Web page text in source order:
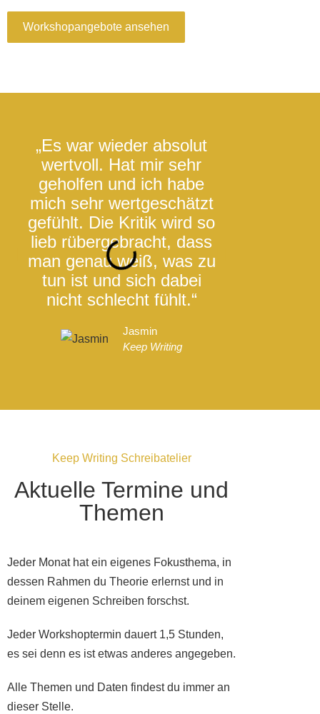
Workshopangebote ansehen
„Es war wieder absolut
wertvoll. Hat mir sehr
geholfen und ich habe
mich sehr wertgeschätzt
gefühlt. Die Kritik wird so
lieb rübergebracht, dass
man genau weiß, was zu
tun ist und sich dabei
nicht schlecht fühlt.“
Jasmin
Keep Writing
Keep Writing Schreibatelier
Aktuelle Termine und
Themen
Jeder Monat hat ein eigenes Fokusthema, in
dessen Rahmen du Theorie erlernst und in
deinem eigenen Schreiben forschst.
Jeder Workshoptermin dauert 1,5 Stunden,
es sei denn es ist etwas anderes angegeben.
Alle Themen und Daten findest du immer an
dieser Stelle.